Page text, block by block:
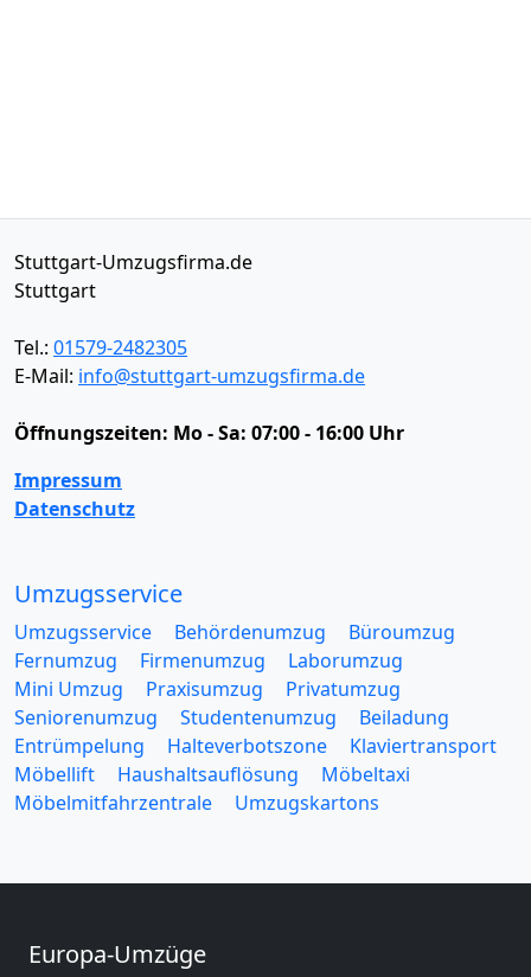
Stuttgart-Umzugsfirma.de
Stuttgart
Tel.: 01579-2482305
E-Mail: info@stuttgart-umzugsfirma.de
Öffnungszeiten: Mo - Sa: 07:00 - 16:00 Uhr
Impressum
Datenschutz
Umzugsservice
Umzugsservice Behördenumzug
Büroumzug
Fernumzug
Firmenumzug
Laborumzug
Mini Umzug
Praxisumzug
Privatumzug
Seniorenumzug
Studentenumzug
Beiladung
Entrümpelung
Halteverbotszone
Klaviertransport
Möbellift
Haushaltsauflösung
Möbeltaxi
Möbelmitfahrzentrale
Umzugskartons
Europa-Umzüge